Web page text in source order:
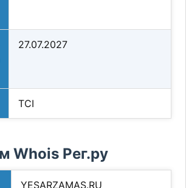
27.07.2027
TCI
Whois Рег.ру
YESARZAMAS.RU